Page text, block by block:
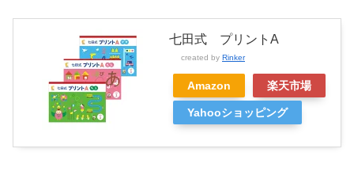
七田式 プリントA
created by Rinker
Amazon 楽天市場
Yahooショッピング